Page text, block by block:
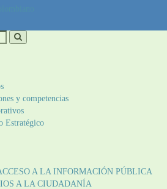
y competencias
Estratégico
A LA INFORMACIÓN PÚBLICA
A LA CIUDADANÍA